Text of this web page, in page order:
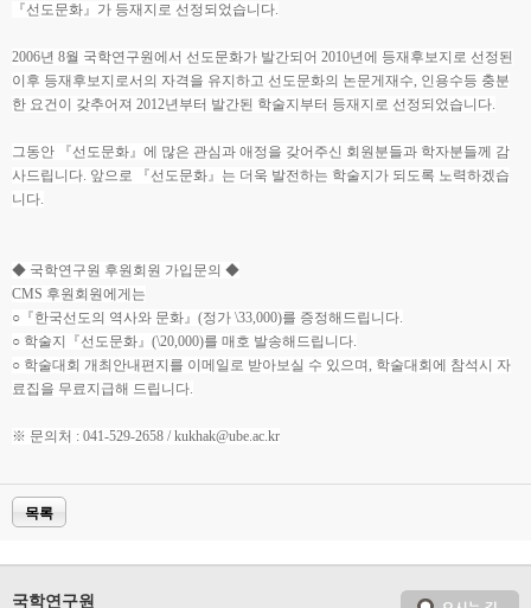
『선도문화』가 등재지로 선정되었습니다.
2006년 8월 국학연구원에서 선도문화가 발간되어 2010년에 등재후보지로 선정된
이후 등재후보지로서의 자격을 유지하고 선도문화의 논문게재수, 인용수등 충분
한 요건이 갖추어져 2012년부터 발간된 학술지부터 등재지로 선정되었습니다.
그동안 『선도문화』에 많은 관심과 애정을 갖어주신 회원분들과 학자분들께 감
사드립니다. 앞으로 『선도문화』는 더욱 발전하는 학술지가 되도록 노력하겠습
니다.
◆ 국학연구원 후원회원 가입문의 ◆
CMS 후원회원에게는
○『한국선도의 역사와 문화』(정가 \33,000)를 증정해드립니다.
○ 학술지『선도문화』(\20,000)를 매호 발송해드립니다.
○ 학술대회 개최안내편지를 이메일로 받아보실 수 있으며, 학술대회에 참석시 자
료집을 무료지급해 드립니다.
※ 문의처 : 041-529-2658 / kukhak@ube.ac.kr
목록
국학연구원